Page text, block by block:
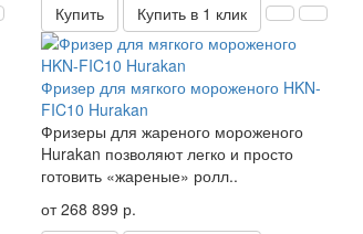
Купить
Купить в 1 клик
Фризер для мягкого мороженого HKN-
FIC10 Hurakan
Фризеры для жареного мороженого
Hurakan позволяют легко и просто
готовить «жареные» ролл..
от 268 899 р.